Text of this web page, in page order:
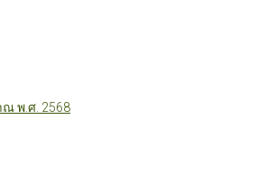
พ.ศ. 2568